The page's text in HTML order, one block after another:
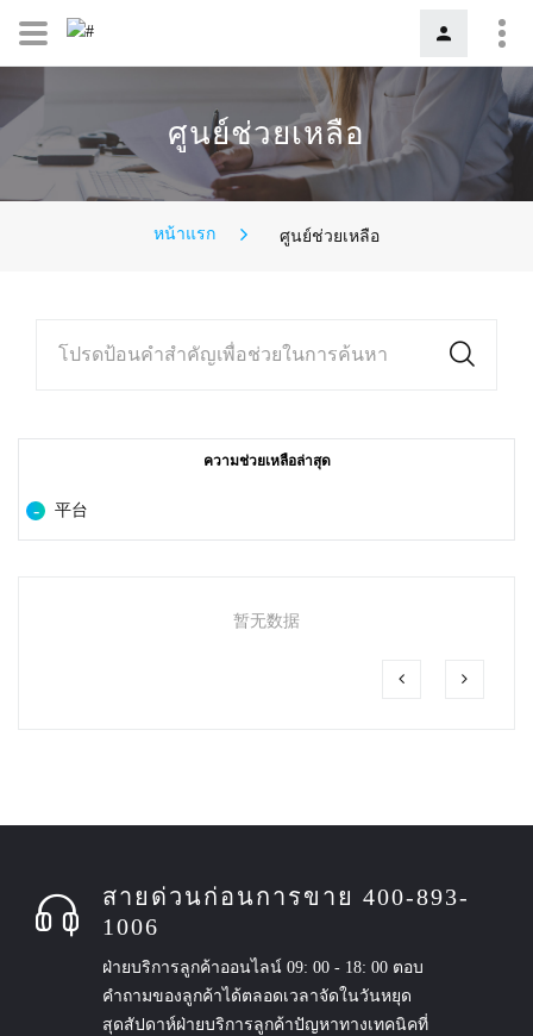
ศูนย์ช่วยเหลือ
หน้าแรก ศูนย์ช่วยเหลือ
โปรดป้อนคำสำคัญเพื่อช่วยในการค้นหา
ความช่วยเหลือล่าสุด
平台
暂无数据
สายด่วนก่อนการขาย 400-893-
1006
ฝ่ายบริการลูกค้าออนไลน์ 09: 00 - 18: 00 ตอบ
คำถามของลูกค้าได้ตลอดเวลาจัดในวันหยุด
สุดสัปดาห์ฝ่ายบริการลูกค้าปัญหาทางเทคนิคที่